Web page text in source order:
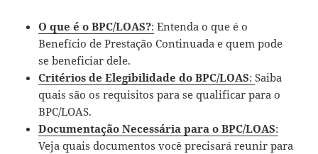
O que é o BPC/LOAS?: Entenda o que é o
Benefício de Prestação Continuada e quem pode
se beneficiar dele.
Critérios de Elegibilidade do BPC/LOAS:Saiba
quais são os requisitos para se qualificar para o
BPC/LOAS.
Documentação Necessária para o BPC/LOAS:
Veja quais documentos você precisará reunir para